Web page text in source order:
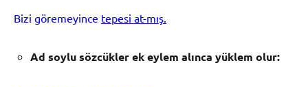
Bizi göremeyince tepesi at-mış.
Ad soylu sözcükler ek eylem alınca yüklem olur: